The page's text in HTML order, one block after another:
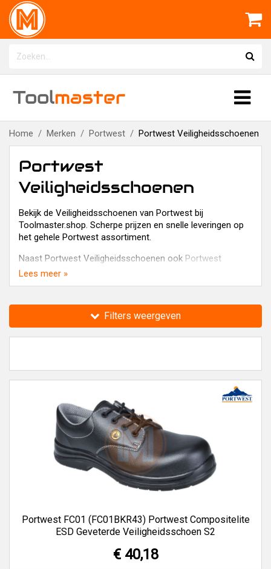
Toolmaster
Home Merken Portwest Portwest Veiligheidsschoenen
Portwest
Veiligheidsschoenen
Bekijk de Veiligheidsschoenen van Portwest bij
Toolmaster.shop. Scherpe prijzen en snelle leveringen op
het gehele Portwest assortiment.
Naast Portwest Veiligheidsschoenen ook Portwest
Algemeen, Portwest Reflectiekleding
Portwest Gehoorkappen,Portwest Veiligheidsbrillenen
Portwest Harnassen & Gordelsin het assortiment van
Toolmaster.shop.
Toolmaster.shop verkoopt al 35 jaar gereedschappen,
machines en technische producten van alle A-merken.
Lees meer »
Filters weergeven
Portwest FC01 (FC01BKR43) Portwest Compositelite
ESD Geveterde Veiligheidsschoen S2
€ 40,18